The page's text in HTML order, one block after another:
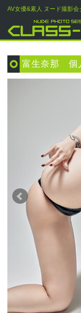
AV女優&素人 ヌード撮影
富生奈那 個